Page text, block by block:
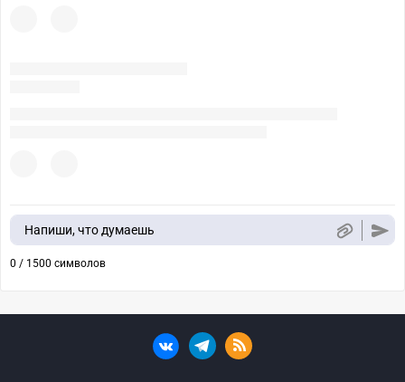
Напиши, что думаешь
0 / 1500 символов